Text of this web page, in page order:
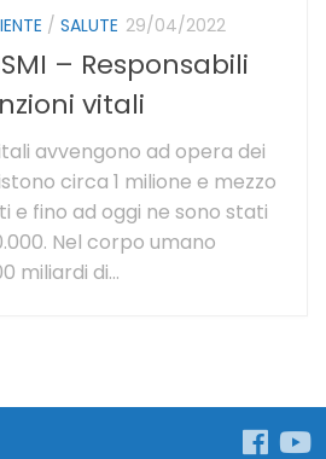
/ SALUTE 29/04/2022
– Responsabili
vitali
avvengono ad opera dei
circa 1 milione e mezzo
e fino ad oggi ne sono stati
Nel corpo umano
miliardi di...